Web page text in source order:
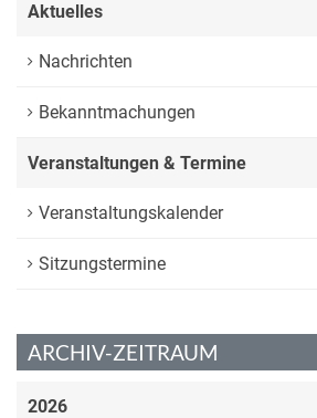
Aktuelles
Nachrichten
Bekanntmachungen
Veranstaltungen & Termine
Veranstaltungskalender
Sitzungstermine
ARCHIV-ZEITRAUM
2026